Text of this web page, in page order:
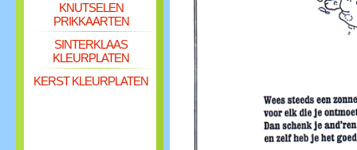
KNUTSELEN
PRIKKAARTEN
SINTERKLAAS
KLEURPLATEN
KERST KLEURPLATEN